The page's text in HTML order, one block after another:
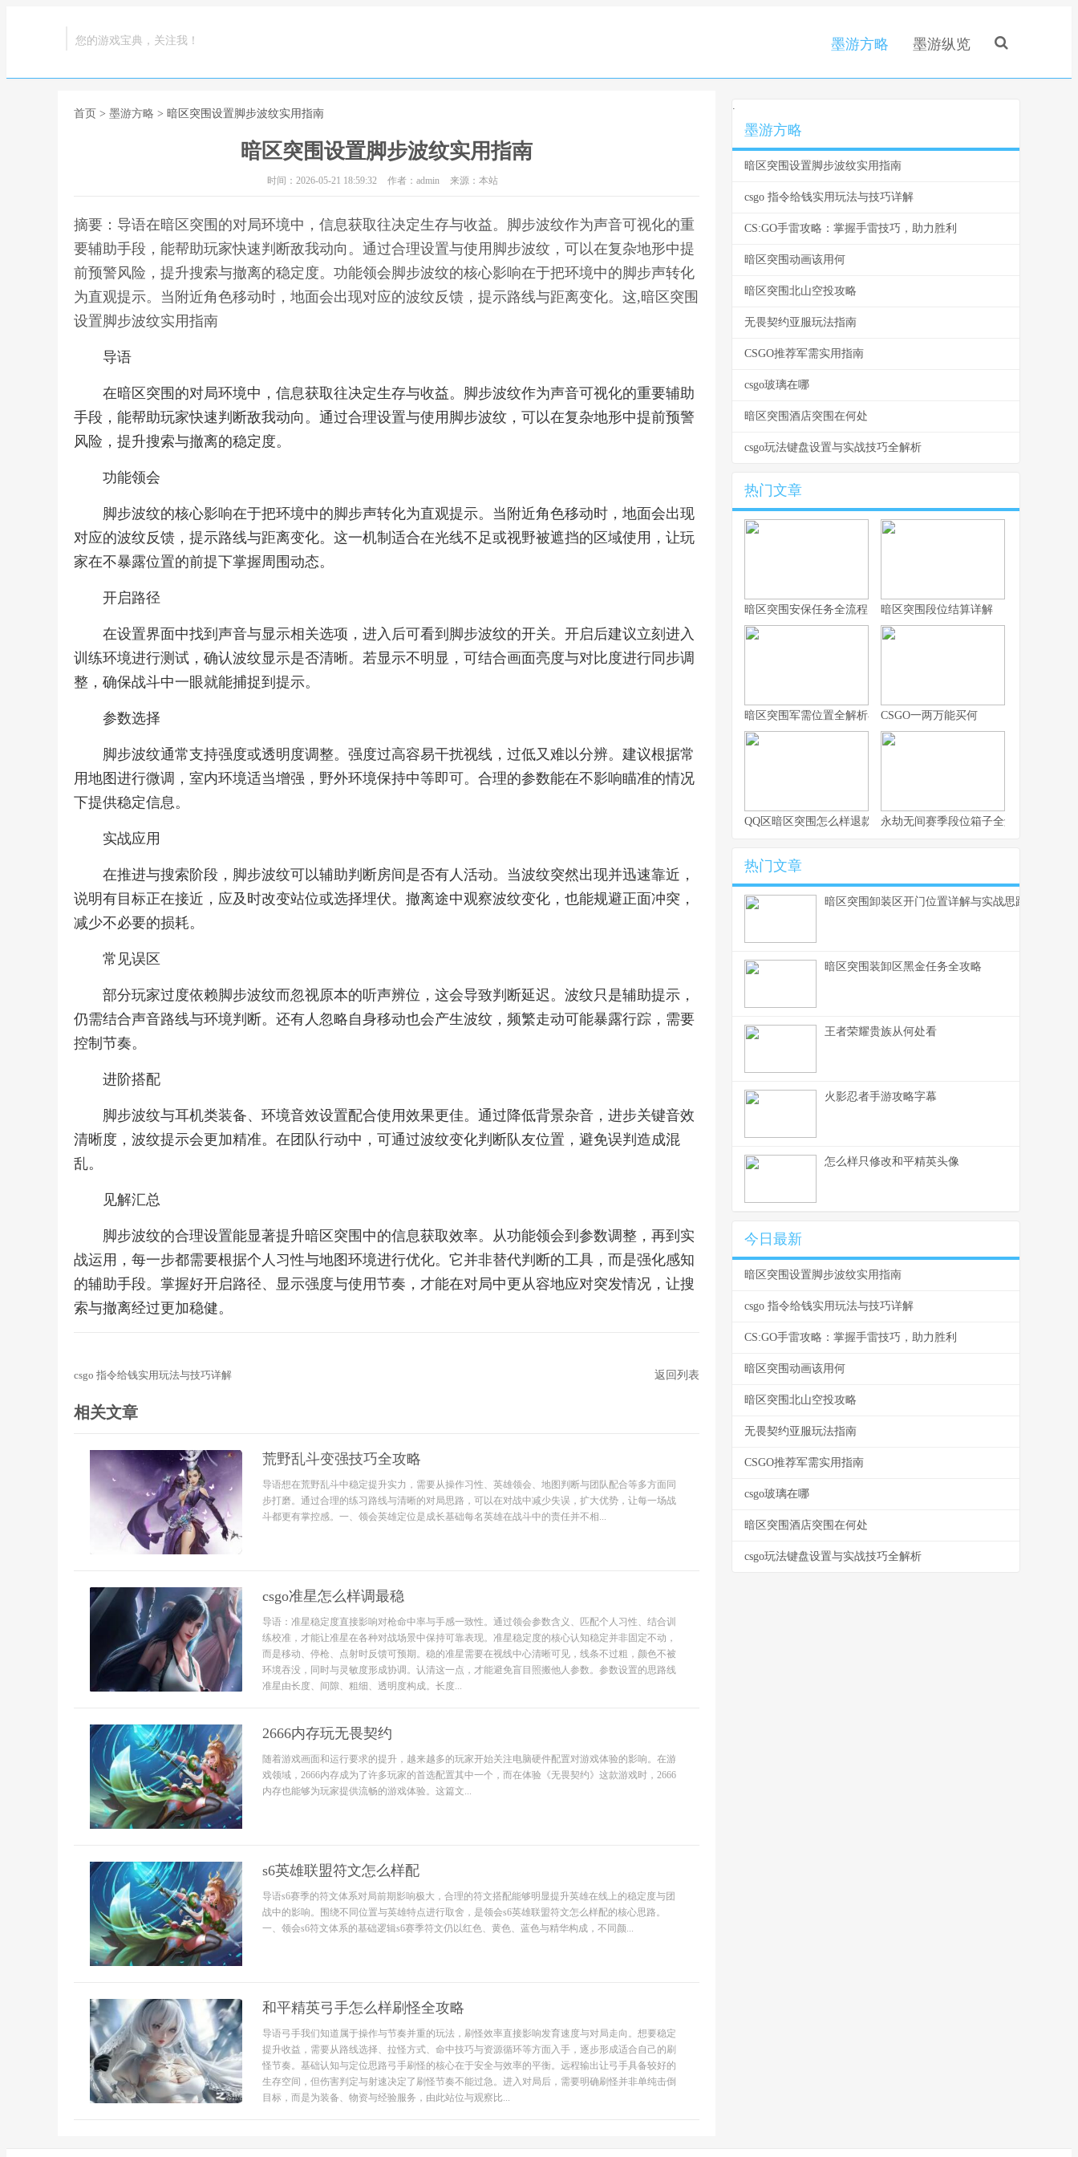
您的游戏宝典，关注我！ 墨游方略 墨游纵览
首页 > 墨游方略 > 暗区突围设置脚步波纹实用指南
暗区突围设置脚步波纹实用指南
时间：2026-05-21 18:59:32 作者：admin 来源：本站
摘要：导语在暗区突围的对局环境中，信息获取往决定生存与收益。脚步波纹作为声音可视化的重
要辅助手段，能帮助玩家快速判断敌我动向。通过合理设置与使用脚步波纹，可以在复杂地形中提
前预警风险，提升搜索与撤离的稳定度。功能领会脚步波纹的核心影响在于把环境中的脚步声转化
为直观提示。当附近角色移动时，地面会出现对应的波纹反馈，提示路线与距离变化。这,暗区突围
设置脚步波纹实用指南
导语
在暗区突围的对局环境中，信息获取往决定生存与收益。脚步波纹作为声音可视化的重要辅助
手段，能帮助玩家快速判断敌我动向。通过合理设置与使用脚步波纹，可以在复杂地形中提前预警
风险，提升搜索与撤离的稳定度。
功能领会
脚步波纹的核心影响在于把环境中的脚步声转化为直观提示。当附近角色移动时，地面会出现
对应的波纹反馈，提示路线与距离变化。这一机制适合在光线不足或视野被遮挡的区域使用，让玩
家在不暴露位置的前提下掌握周围动态。
开启路径
在设置界面中找到声音与显示相关选项，进入后可看到脚步波纹的开关。开启后建议立刻进入
训练环境进行测试，确认波纹显示是否清晰。若显示不明显，可结合画面亮度与对比度进行同步调
整，确保战斗中一眼就能捕捉到提示。
参数选择
脚步波纹通常支持强度或透明度调整。强度过高容易干扰视线，过低又难以分辨。建议根据常
用地图进行微调，室内环境适当增强，野外环境保持中等即可。合理的参数能在不影响瞄准的情况
下提供稳定信息。
实战应用
在推进与搜索阶段，脚步波纹可以辅助判断房间是否有人活动。当波纹突然出现并迅速靠近，
说明有目标正在接近，应及时改变站位或选择埋伏。撤离途中观察波纹变化，也能规避正面冲突，
减少不必要的损耗。
常见误区
部分玩家过度依赖脚步波纹而忽视原本的听声辨位，这会导致判断延迟。波纹只是辅助提示，
仍需结合声音路线与环境判断。还有人忽略自身移动也会产生波纹，频繁走动可能暴露行踪，需要
控制节奏。
进阶搭配
脚步波纹与耳机类装备、环境音效设置配合使用效果更佳。通过降低背景杂音，进步关键音效
清晰度，波纹提示会更加精准。在团队行动中，可通过波纹变化判断队友位置，避免误判造成混
乱。
见解汇总
脚步波纹的合理设置能显著提升暗区突围中的信息获取效率。从功能领会到参数调整，再到实
战运用，每一步都需要根据个人习性与地图环境进行优化。它并非替代判断的工具，而是强化感知
的辅助手段。掌握好开启路径、显示强度与使用节奏，才能在对局中更从容地应对突发情况，让搜
索与撤离经过更加稳健。
csgo 指令给钱实用玩法与技巧详解 返回列表
相关文章
荒野乱斗变强技巧全攻略
导语想在荒野乱斗中稳定提升实力，需要从操作习性、英雄领会、地图判断与团队配合等多方面同
步打磨。通过合理的练习路线与清晰的对局思路，可以在对战中减少失误，扩大优势，让每一场战
斗都更有掌控感。一、领会英雄定位是成长基础每名英雄在战斗中的责任并不相...
csgo准星怎么样调最稳
导语：准星稳定度直接影响对枪命中率与手感一致性。通过领会参数含义、匹配个人习性、结合训
练校准，才能让准星在各种对战场景中保持可靠表现。准星稳定度的核心认知稳定并非固定不动，
而是移动、停枪、点射时反馈可预期。稳的准星需要在视线中心清晰可见，线条不过粗，颜色不被
环境吞没，同时与灵敏度形成协调。认清这一点，才能避免盲目照搬他人参数。参数设置的思路线
准星由长度、间隙、粗细、透明度构成。长度...
2666内存玩无畏契约
随着游戏画面和运行要求的提升，越来越多的玩家开始关注电脑硬件配置对游戏体验的影响。在游
戏领域，2666内存成为了许多玩家的首选配置其中一个，而在体验《无畏契约》这款游戏时，2666
内存也能够为玩家提供流畅的游戏体验。这篇文...
s6英雄联盟符文怎么样配
导语s6赛季的符文体系对局前期影响极大，合理的符文搭配能够明显提升英雄在线上的稳定度与团
战中的影响。围绕不同位置与英雄特点进行取舍，是领会s6英雄联盟符文怎么样配的核心思路。
一、领会s6符文体系的基础逻辑s6赛季符文仍以红色、黄色、蓝色与精华构成，不同颜...
和平精英弓手怎么样刷怪全攻略
导语弓手我们知道属于操作与节奏并重的玩法，刷怪效率直接影响发育速度与对局走向。想要稳定
提升收益，需要从路线选择、拉怪方式、命中技巧与资源循环等方面入手，逐步形成适合自己的刷
怪节奏。基础认知与定位思路弓手刷怪的核心在于安全与效率的平衡。远程输出让弓手具备较好的
生存空间，但伤害判定与射速决定了刷怪节奏不能过急。进入对局后，需要明确刷怪并非单纯击倒
目标，而是为装备、物资与经验服务，由此站位与观察比...
.
墨游方略
暗区突围设置脚步波纹实用指南
csgo 指令给钱实用玩法与技巧详解
CS:GO手雷攻略：掌握手雷技巧，助力胜利
暗区突围动画该用何
暗区突围北山空投攻略
无畏契约亚服玩法指南
CSGO推荐军需实用指南
csgo玻璃在哪
暗区突围酒店突围在何处
csgo玩法键盘设置与实战技巧全解析
热门文章
暗区突围安保任务全流程实战指南暗区突围段位结算详解
暗区突围军需位置全解析与实战思路CSGO一两万能买何
QQ区暗区突围怎么样退款 永劫无间赛季段位箱子全解析与实用思
热门文章
暗区突围卸装区开门位置详解与实战思路
暗区突围装卸区黑金任务全攻略
王者荣耀贵族从何处看
火影忍者手游攻略字幕
怎么样只修改和平精英头像
今日最新
暗区突围设置脚步波纹实用指南
csgo 指令给钱实用玩法与技巧详解
CS:GO手雷攻略：掌握手雷技巧，助力胜利
暗区突围动画该用何
暗区突围北山空投攻略
无畏契约亚服玩法指南
CSGO推荐军需实用指南
csgo玻璃在哪
暗区突围酒店突围在何处
csgo玩法键盘设置与实战技巧全解析